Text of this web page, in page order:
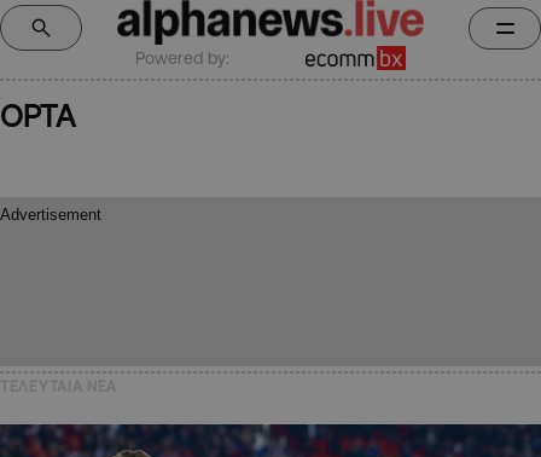
Powered by:
ΟΡΤΑ